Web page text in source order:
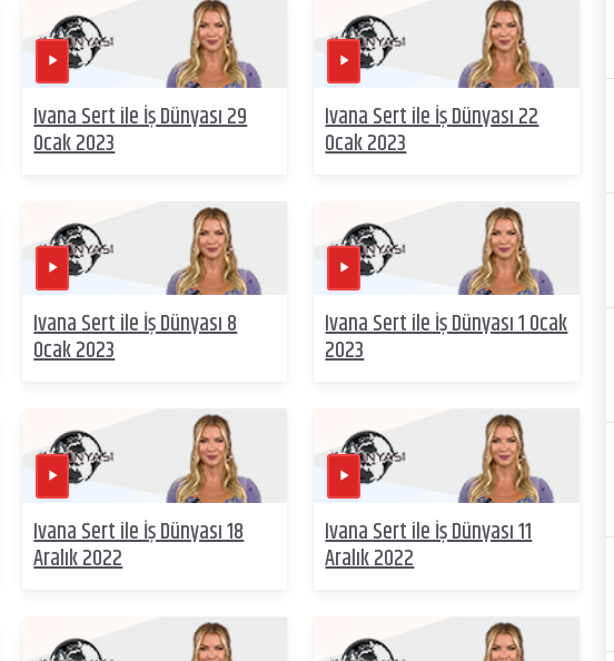
Ivana Sert ile İş Dünyası 29
Ocak 2023
Ivana Sert ile İş Dünyası 22
Ocak 2023
Ivana Sert ile İş Dünyası 8
Ocak 2023
Ivana Sert ile İş Dünyası 1 Ocak
2023
Ivana Sert ile İş Dünyası 18
Aralık 2022
Ivana Sert ile İş Dünyası 11
Aralık 2022